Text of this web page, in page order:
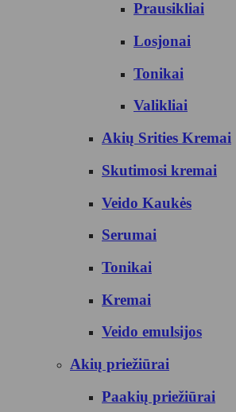
Prausikliai
Losjonai
Tonikai
Valikliai
Akių Srities Kremai
Skutimosi kremai
Veido Kaukės
Serumai
Tonikai
Kremai
Veido emulsijos
Akių priežiūrai
Paakių priežiūrai